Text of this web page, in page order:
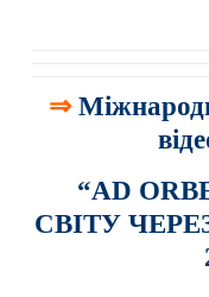
⇒
“AD
СВІТУ